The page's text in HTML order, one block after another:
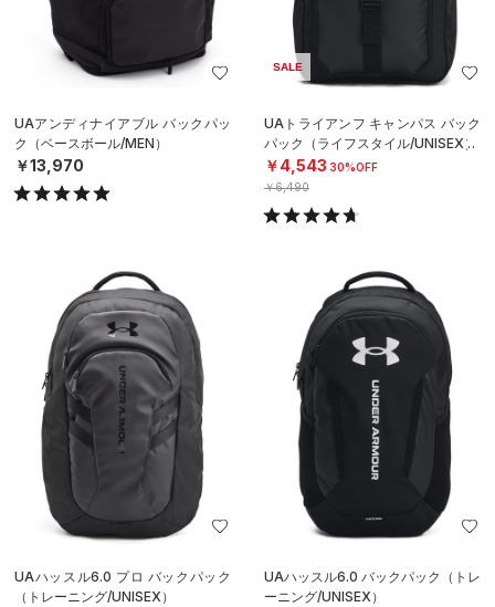
UAアンディナイアブル バックパッ
ク（ベースボール/MEN）
￥13,970
SALE
UAトライアンフ キャンパス バック
パック（ライフスタイル/UNISEX）
￥4,543 30%OFF
￥6,490
UAハッスル6.0 プロ バックパック
（トレーニング/UNISEX）
UAハッスル6.0 バックパック（トレ
ーニング/UNISEX）